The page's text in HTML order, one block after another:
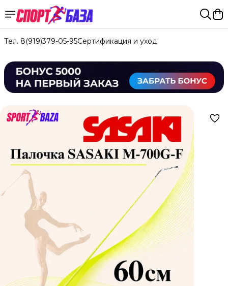
Тел. 8(919)379-05-95Сертификация и уход